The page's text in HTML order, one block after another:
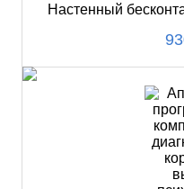
Настенный